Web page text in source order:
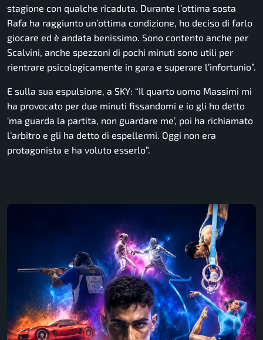
stagione con qualche ricaduta. Durante l’ottima sosta
Rafa ha raggiunto un’ottima condizione, ho deciso di farlo
giocare ed è andata benissimo. Sono contento anche per
Scalvini, anche spezzoni di pochi minuti sono utili per
rientrare psicologicamente in gara e superare l’infortunio”.
E sulla sua espulsione, a SKY: “Il quarto uomo Massimi mi
ha provocato per due minuti fissandomi e io gli ho detto
‘ma guarda la partita, non guardare me’, poi ha richiamato
l’arbitro e gli ha detto di espellermi. Oggi non era
protagonista e ha voluto esserlo”.